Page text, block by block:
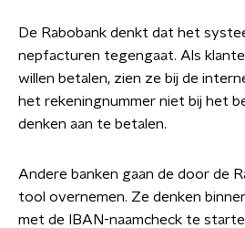
De Rabobank denkt dat het
nepfacturen tegengaat. Als
willen betalen, zien ze bij de
het rekeningnummer niet bij het
denken aan te betalen.
Andere banken gaan de door de
tool overnemen. Ze denken
met de IBAN-naamcheck te